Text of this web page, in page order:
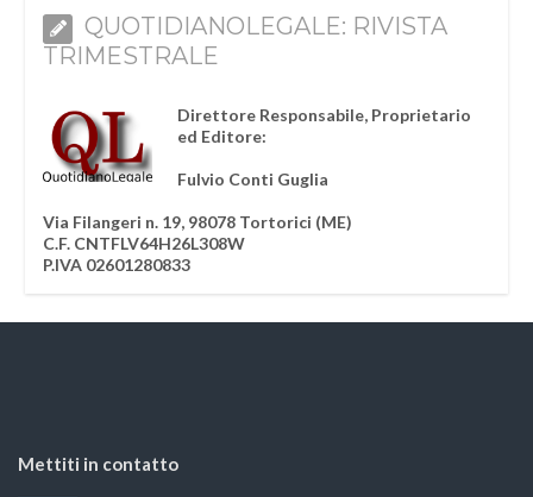
QUOTIDIANOLEGALE: RIVISTA
TRIMESTRALE
Direttore Responsabile, Proprietario
ed Editore:
Fulvio Conti Guglia
Via Filangeri n. 19, 98078 Tortorici (ME)
C.F. CNTFLV64H26L308W
P.IVA 02601280833
Mettiti in contatto